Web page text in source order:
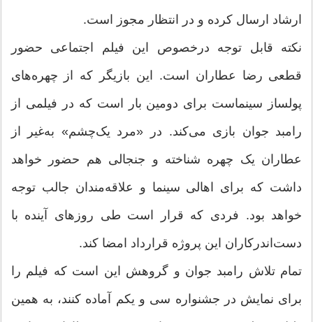
ارشاد ارسال کرده و در انتظار مجوز است.
نکته قابل توجه درخصوص این فیلم اجتماعی حضور
قطعی رضا عطاران است. این بازیگر که از چهره‌های
پولساز سینماست برای دومین بار است که در فیلمی از
رامبد جوان بازی می‌کند. در «مرد یک‌چشم» به‌غیر از
عطاران یک چهره شناخته و جنجالی هم حضور خواهد
داشت که برای اهالی سینما و علاقه‌مندان جالب توجه
خواهد بود. فردی که قرار است طی روزهای آینده با
دست‌اندرکاران این پروژه قرارداد امضا کند.
تمام تلاش رامبد جوان و گروهش این است که فیلم را
برای نمایش در جشنواره سی و یکم آماده کنند، به همین